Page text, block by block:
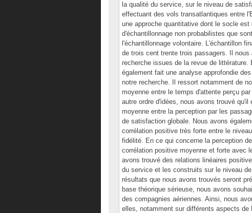
la qualité du service, sur le niveau de
effectuant des vols transatlantiques entre
une approche quantitative dont le socle
d'échantillonnage non probabilistes que
l'échantillonnage volontaire. L'échantillon
de trois cent trente trois passagers. Il
recherche issues de la revue de
également fait une analyse approfondie
notre recherche. Il ressort notamment de
moyenne entre le temps d'attente perçu
autre ordre d'idées, nous avons trouvé
moyenne entre la perception par les
de satisfaction globale. Nous avons
corrélation positive très forte entre le
fidélité. En ce qui concerne la perception
corrélation positive moyenne et forte avec
avons trouvé des relations linéaires
du service et les construits sur le niveau
résultats que nous avons trouvés seront
base théorique sérieuse, nous avons
des compagnies aériennes. Ainsi, nous
elles, notamment sur différents aspects